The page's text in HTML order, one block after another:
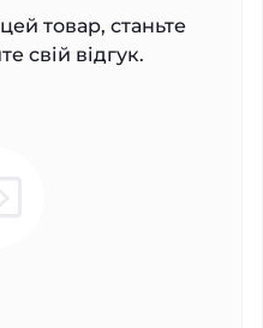
товар, станьте
свій відгук.